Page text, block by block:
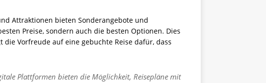
Attraktionen bieten Sonderangebote und
Preise, sondern auch die besten Optionen. Dies
Vorfreude auf eine gebuchte Reise dafür, dass
Plattformen bieten die Möglichkeit, Reisepläne mit